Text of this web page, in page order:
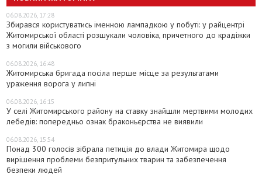
06.08.2026, 17:28
Збирався користуватись іменною лампадкою у побуті: у райцентрі
Житомирської області розшукали чоловіка, причетного до крадіжки
з могили військового
06.08.2026, 16:48
Житомирська бригада посіла перше місце за результатами
ураження ворога у липні
06.08.2026, 16:15
У селі Житомирського району на ставку знайшли мертвими молодих
лебедів: попередньо ознак браконьєрства не виявили
06.08.2026, 15:54
Понад 300 голосів зібрала петиція до влади Житомира щодо
вирішення проблеми безпритульних тварин та забезпечення
безпеки людей